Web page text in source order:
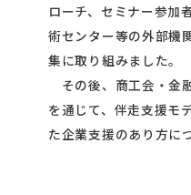
ローチ、セミナー参加者
術センター等の外部機関
集に取り組みました。
その後、商工会・金融
を通じて、伴走支援モデ
た企業支援のあり方につ